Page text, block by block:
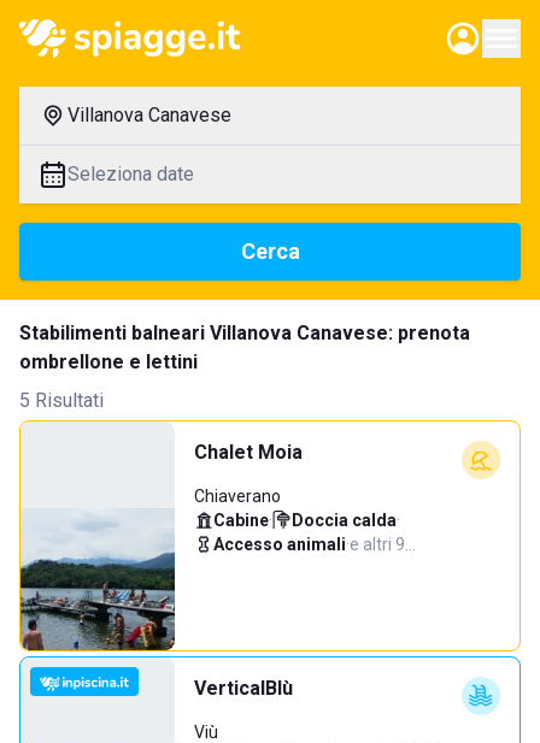
Villanova Canavese
Seleziona date
Cerca
Stabilimenti balneari Villanova Canavese: prenota
ombrellone e lettini
5 Risultati
Chalet Moia
Chiaverano
Cabine· Doccia calda·
Accesso animali·e altri 9…
VerticalBlù
Viù